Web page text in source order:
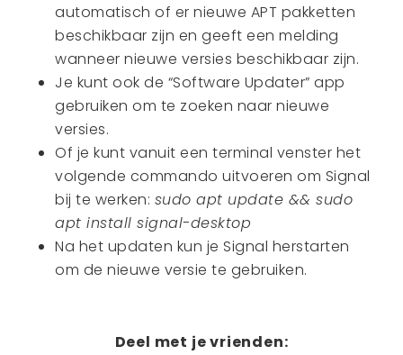
automatisch of er nieuwe APT pakketten
beschikbaar zijn en geeft een melding
wanneer nieuwe versies beschikbaar zijn.
Je kunt ook de “Software Updater” app
gebruiken om te zoeken naar nieuwe
versies.
Of je kunt vanuit een terminal venster het
volgende commando uitvoeren om Signal
bij te werken: sudo apt update && sudo
apt install signal-desktop
Na het updaten kun je Signal herstarten
om de nieuwe versie te gebruiken.
Deel met je vrienden: